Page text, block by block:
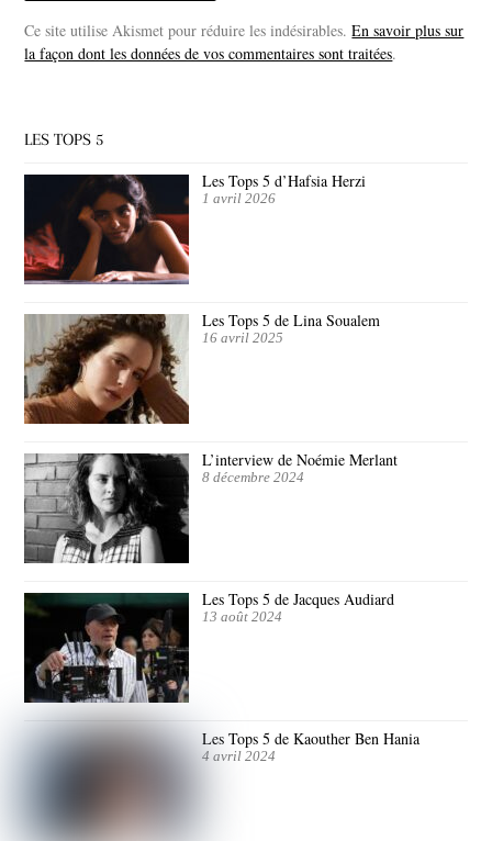
Ce site utilise Akismet pour réduire les indésirables.En savoir plus sur
la façon dont les données de vos commentaires sont traitées.
LES TOPS 5
Les Tops 5 d’Hafsia Herzi
1 avril 2026
Les Tops 5 de Lina Soualem
16 avril 2025
L’interview de Noémie Merlant
8 décembre 2024
Les Tops 5 de Jacques Audiard
13 août 2024
Les Tops 5 de Kaouther Ben Hania
4 avril 2024